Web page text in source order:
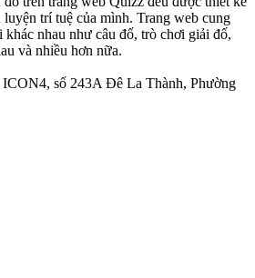
trí tuệ của mình. Trang web cung
khác nhau như câu đố, trò chơi giải đố,
và nhiều hơn nữa.
ICON4, số 243A Đê La Thành, Phường